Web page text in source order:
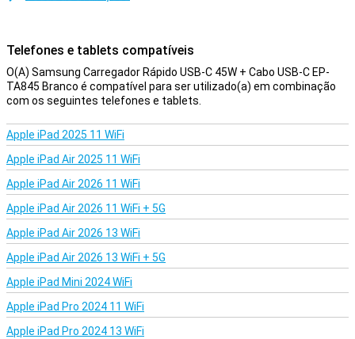
Telefones e tablets compatíveis
O(A) Samsung Carregador Rápido USB-C 45W + Cabo USB-C EP-
TA845 Branco é compatível para ser utilizado(a) em combinação
com os seguintes telefones e tablets.
Apple iPad 2025 11 WiFi
Apple iPad Air 2025 11 WiFi
Apple iPad Air 2026 11 WiFi
Apple iPad Air 2026 11 WiFi + 5G
Apple iPad Air 2026 13 WiFi
Apple iPad Air 2026 13 WiFi + 5G
Apple iPad Mini 2024 WiFi
Apple iPad Pro 2024 11 WiFi
Apple iPad Pro 2024 13 WiFi